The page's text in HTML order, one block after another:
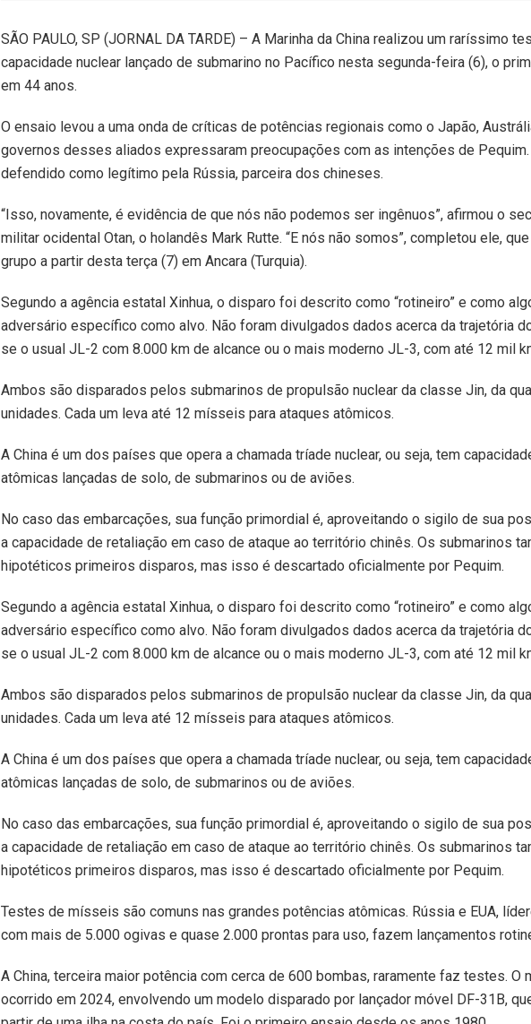
SÃO PAULO, SP (JORNAL DA TARDE) – A Marinha da China realizou um raríssimo
capacidade nuclear lançado de submarino no Pacífico nesta segunda-feira (6), o
em 44 anos.
O ensaio levou a uma onda de críticas de potências regionais como o Japão,
governos desses aliados expressaram preocupações com as intenções de
defendido como legítimo pela Rússia, parceira dos chineses.
“Isso, novamente, é evidência de que nós não podemos ser ingênuos”, afirmou o
militar ocidental Otan, o holandês Mark Rutte. “E nós não somos”, completou ele,
grupo a partir desta terça (7) em Ancara (Turquia).
Segundo a agência estatal Xinhua, o disparo foi descrito como “rotineiro” e como
adversário específico como alvo. Não foram divulgados dados acerca da trajetória
se o usual JL-2 com 8.000 km de alcance ou o mais moderno JL-3, com até 12 mil
Ambos são disparados pelos submarinos de propulsão nuclear da classe Jin, da
unidades. Cada um leva até 12 mísseis para ataques atômicos.
A China é um dos países que opera a chamada tríade nuclear, ou seja, tem
atômicas lançadas de solo, de submarinos ou de aviões.
No caso das embarcações, sua função primordial é, aproveitando o sigilo de sua
a capacidade de retaliação em caso de ataque ao território chinês. Os submarinos
hipotéticos primeiros disparos, mas isso é descartado oficialmente por Pequim.
Segundo a agência estatal Xinhua, o disparo foi descrito como “rotineiro” e como
adversário específico como alvo. Não foram divulgados dados acerca da trajetória
se o usual JL-2 com 8.000 km de alcance ou o mais moderno JL-3, com até 12 mil
Ambos são disparados pelos submarinos de propulsão nuclear da classe Jin, da
unidades. Cada um leva até 12 mísseis para ataques atômicos.
A China é um dos países que opera a chamada tríade nuclear, ou seja, tem
atômicas lançadas de solo, de submarinos ou de aviões.
No caso das embarcações, sua função primordial é, aproveitando o sigilo de sua
a capacidade de retaliação em caso de ataque ao território chinês. Os submarinos
hipotéticos primeiros disparos, mas isso é descartado oficialmente por Pequim.
Testes de mísseis são comuns nas grandes potências atômicas. Rússia e EUA,
com mais de 5.000 ogivas e quase 2.000 prontas para uso, fazem lançamentos
A China, terceira maior potência com cerca de 600 bombas, raramente faz testes. O
ocorrido em 2024, envolvendo um modelo disparado por lançador móvel DF-31B,